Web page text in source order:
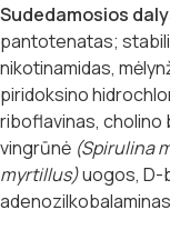
Sudedamosios
pantotenatas;
nikotinamidas,
piridoksino
riboflavinas, cholino
vingrūnė (Spirulina
myrtillus)uogos, D-